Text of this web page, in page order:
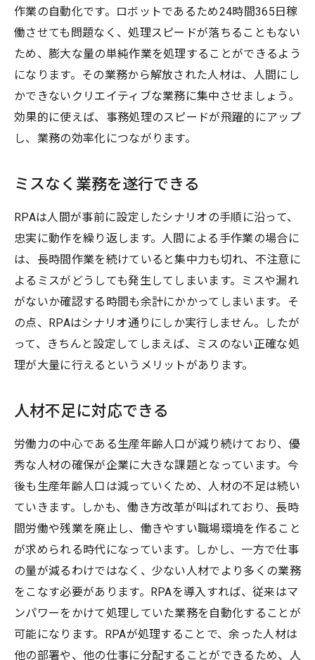
作業の自動化です。ロボットであるため24時間365日稼
働させても問題なく、処理スピードが落ちることもない
ため、膨大な量の単純作業を処理することができるよう
になります。その業務から解放された人材は、人間にし
かできないクリエイティブな業務に集中させましょう。
効果的に使えば、事務処理のスピードが飛躍的にアップ
し、業務の効率化につながります。
ミスなく業務を遂行できる
RPAは人間が事前に設定したシナリオの手順に沿って、
忠実に動作を繰り返します。人間による手作業の場合に
は、長時間作業を続けていると集中力も切れ、不注意に
よるミスがどうしても発生してしまいます。ミスや漏れ
がないか確認する時間も余計にかかってしまいます。そ
の点、RPAはシナリオ通りにしか実行しません。したが
って、きちんと設定してしまえば、ミスのない正確な処
理が大量に行えるというメリットがあります。
人材不足に対応できる
労働力の中心である生産年齢人口が減り続けており、優
秀な人材の確保が企業に大きな課題となっています。今
後も生産年齢人口は減っていくため、人材の不足は続い
ていきます。しかも、働き方改革が叫ばれており、長時
間労働や残業を廃止し、働きやすい職場環境を作ること
が求められる時代になっています。しかし、一方で仕事
の量が減るわけではなく、少ない人材でより多くの業務
をこなす必要があります。RPAを導入すれば、従来はマ
ンパワーをかけて処理していた業務を自動化することが
可能になります。RPAが処理することで、余った人材は
他の部署や、他の仕事に分配することができるため、人